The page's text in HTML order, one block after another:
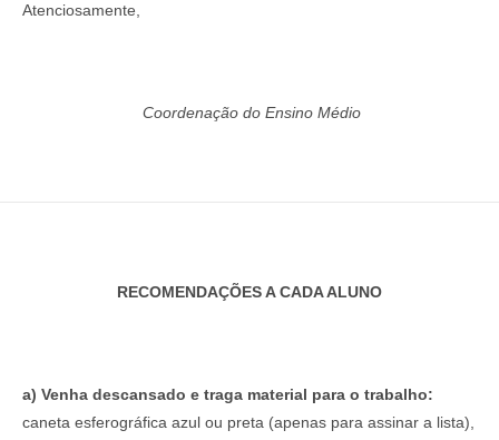
Atenciosamente,
Coordenação do Ensino Médio
RECOMENDAÇÕES A CADA ALUNO
a) Venha descansado e traga material para o trabalho:
caneta esferográfica azul ou preta (apenas para assinar a lista),